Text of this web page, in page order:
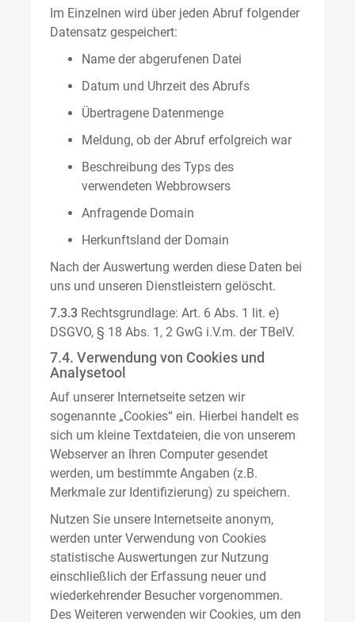
Im Einzelnen wird über jeden Abruf folgender
Datensatz gespeichert:
Name der abgerufenen Datei
Datum und Uhrzeit des Abrufs
Übertragene Datenmenge
Meldung, ob der Abruf erfolgreich war
Beschreibung des Typs des
verwendeten Webbrowsers
Anfragende Domain
Herkunftsland der Domain
Nach der Auswertung werden diese Daten bei
uns und unseren Dienstleistern gelöscht.
7.3.3 Rechtsgrundlage: Art. 6 Abs. 1 lit. e)
DSGVO, § 18 Abs. 1, 2 GwG i.V.m. der TBelV.
7.4. Verwendung von Cookies und
Analysetool
Auf unserer Internetseite setzen wir
sogenannte „Cookies“ ein. Hierbei handelt es
sich um kleine Textdateien, die von unserem
Webserver an Ihren Computer gesendet
werden, um bestimmte Angaben (z.B.
Merkmale zur Identifizierung) zu speichern.
Nutzen Sie unsere Internetseite anonym,
werden unter Verwendung von Cookies
statistische Auswertungen zur Nutzung
einschließlich der Erfassung neuer und
wiederkehrender Besucher vorgenommen.
Des Weiteren verwenden wir Cookies, um den